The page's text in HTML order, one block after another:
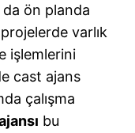
ön planda
varlık
işlemlerini
cast ajans
çalışma
bu